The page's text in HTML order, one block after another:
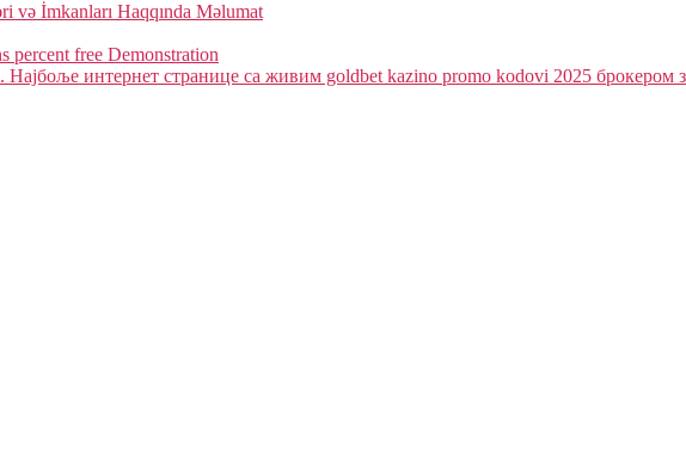
və İmkanları Haqqında Məlumat
percent free Demonstration
интернет странице са живим goldbet kazino promo kodovi 2025 брокером